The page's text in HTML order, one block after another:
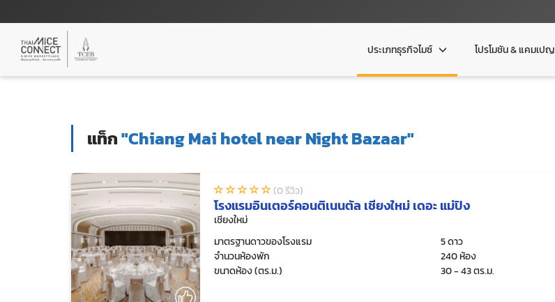
ประเภทธุรกิจไมซ์ โปรโมชัน & แคมเปญ
แท็ก"Chiang Mai hotel near Night Bazaar"
(0 รีวิว)
โรงแรมอินเตอร์คอนติเนนตัล เชียงใหม่ เดอะ แม่ปิง
เชียงใหม่
มาตรฐานดาวของโรงแรม
5 ดาว
จำนวนห้องพัก
240 ห้อง
ขนาดห้อง (ตร.ม.)
30 - 43 ตร.ม.